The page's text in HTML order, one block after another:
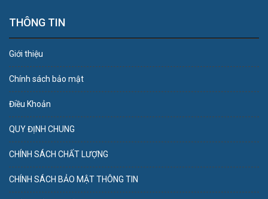
THÔNG TIN
Giới thiệu
Chính sách bảo mật
Điều Khoản
QUY ĐỊNH CHUNG
CHÍNH SÁCH CHẤT LƯỢNG
CHÍNH SÁCH BẢO MẬT THÔNG TIN